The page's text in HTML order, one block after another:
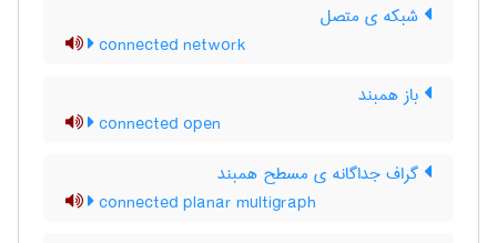
شبکه ی متصل
connected network
باز همبند
connected open
گراف جداگانه ی مسطح همبند
connected planar multigraph